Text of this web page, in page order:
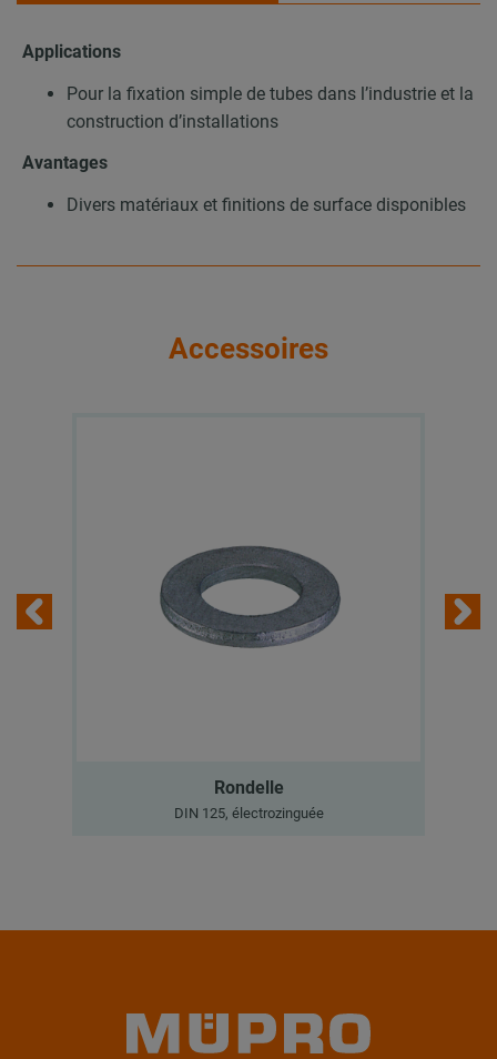
Applications
Pour la fixation simple de tubes dans l’industrie et la
construction d’installations
Avantages
Divers matériaux et finitions de surface disponibles
Accessoires
Rondelle
DIN 125, électrozinguée